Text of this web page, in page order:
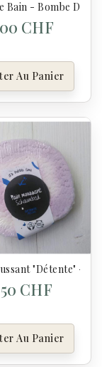
Cosmetics
Bain - Bombe De
CHF
Au Panier
Bomb Cosmetics
"Détente" -
CHF
Au Panier